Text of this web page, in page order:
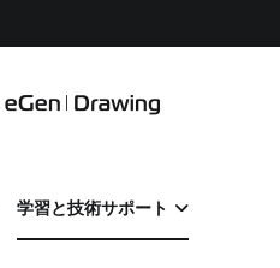
学習と技術サポート